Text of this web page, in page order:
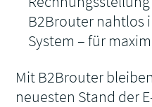
B2Brouter nahtlos
System – für
Mit B2Brouter
neuesten Stand der